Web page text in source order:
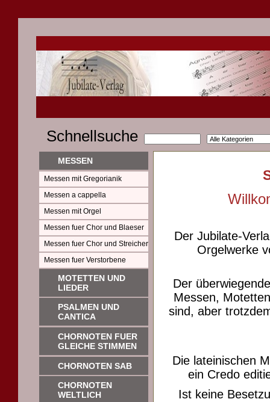
Schnellsuche
MESSEN
Messen mit Gregorianik
Messen a cappella
Messen mit Orgel
Messen fuer Chor und Blaeser
Messen fuer Chor und Streicher
Messen fuer Verstorbene
MOTETTEN UND
LIEDER
PSALMEN UND
CANTICA
CHORNOTEN FUER
GLEICHE STIMMEN
CHORNOTEN SAB
CHORNOTEN
WELTLICH
Der Jubilate-
Orgelwerke
Der
Messen,
sind, aber
Die lateinischen
ein Credo
Ist keine